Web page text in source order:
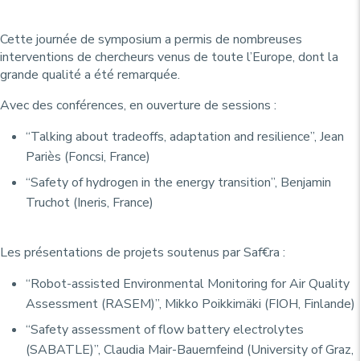
Cette journée de symposium a permis de nombreuses
interventions de chercheurs venus de toute l’Europe, dont la
grande qualité a été remarquée.
Avec des conférences, en ouverture de sessions :
“Talking about tradeoffs, adaptation and resilience”, Jean
Pariès (Foncsi, France)
“Safety of hydrogen in the energy transition”, Benjamin
Truchot (Ineris, France)
Les présentations de projets soutenus par Saf€ra :
“Robot-assisted Environmental Monitoring for Air Quality
Assessment (RASEM)”, Mikko Poikkimäki (FIOH, Finlande)
“Safety assessment of flow battery electrolytes
(SABATLE)”, Claudia Mair-Bauernfeind (University of Graz,